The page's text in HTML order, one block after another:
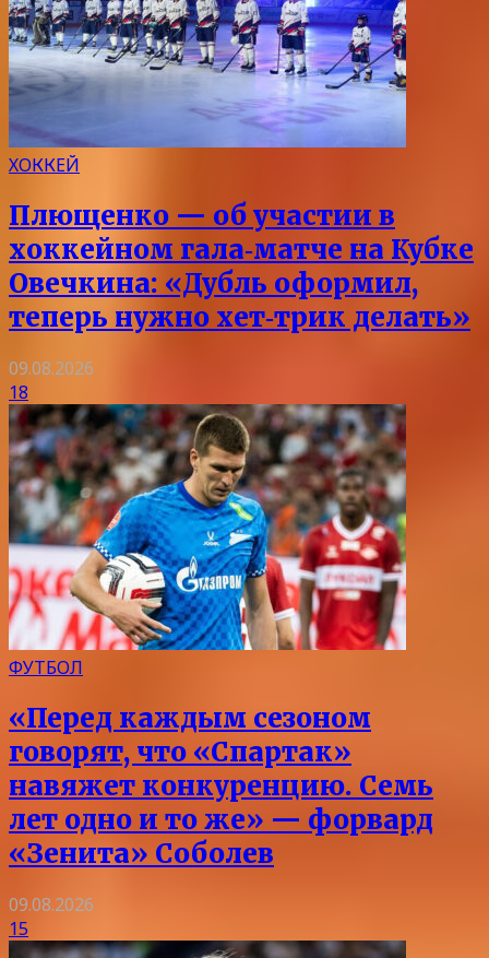
ХОККЕЙ
Плющенко — об участии в
хоккейном гала‑матче на Кубке
Овечкина: «Дубль оформил,
теперь нужно хет‑трик делать»
09.08.2026
18
ФУТБОЛ
«Перед каждым сезоном
говорят, что «Спартак»
навяжет конкуренцию. Семь
лет одно и то же» — форвард
«Зенита» Соболев
09.08.2026
15